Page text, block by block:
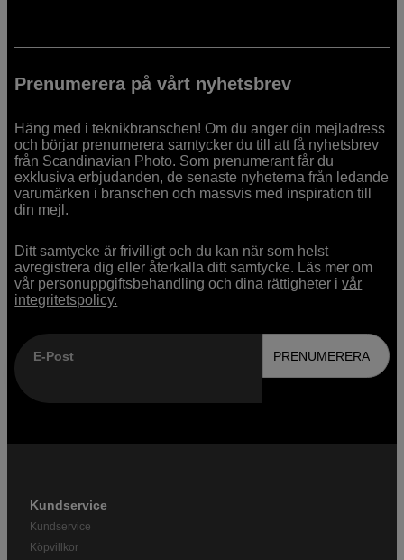
Prenumerera på vårt nyhetsbrev
Häng med i teknikbranschen! Om du anger din mejladress
och börjar prenumerera samtycker du till att få nyhetsbrev
från Scandinavian Photo. Som prenumerant får du
exklusiva erbjudanden, de senaste nyheterna från ledande
varumärken i branschen och massvis med inspiration till
din mejl.
Ditt samtycke är frivilligt och du kan när som helst
avregistrera dig eller återkalla ditt samtycke. Läs mer om
vår personuppgiftsbehandling och dina rättigheter ivår
integritetspolicy.
E-Post PRENUMERERA
Kundservice
Kundservice
Köpvillkor